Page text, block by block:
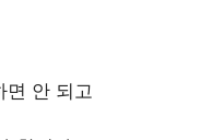
면 안 되고